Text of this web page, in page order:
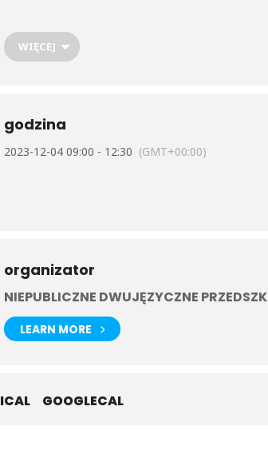
WIĘCEJ
godzina
2023-12-04 09:00 - 12:30 (GMT+00:00)
organizator
NIEPUBLICZNE DWUJĘZYCZNE
LEARN MORE
ICAL GOOGLECAL